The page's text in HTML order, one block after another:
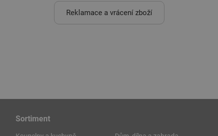
Reklamace a vrácení zboží
Sortiment